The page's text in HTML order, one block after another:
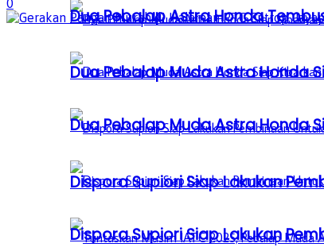
Dua Pebalap Muda Astra Honda
Dispora Supiori Siap Lakukan
Dua Pebalap Astra Honda
Dua Pebalap Muda Astra Honda
Dispora Supiori Siap Lakukan
0